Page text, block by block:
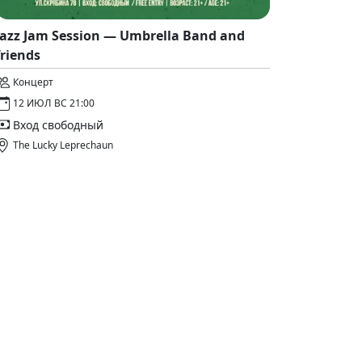
Jam Session — Umbrella Band and
Концерт
12 ИЮЛ ВС 21:00
Вход свободный
The Lucky Leprechaun